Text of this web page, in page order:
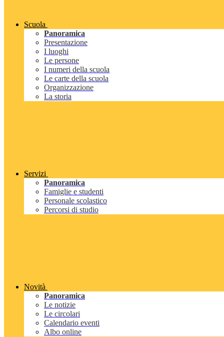
Scuola
Panoramica
Presentazione
I luoghi
Le persone
I numeri della scuola
Le carte della scuola
Organizzazione
La storia
Servizi
Panoramica
Famiglie e studenti
Personale scolastico
Percorsi di studio
Novità
Panoramica
Le notizie
Le circolari
Calendario eventi
Albo online